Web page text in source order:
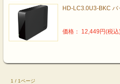
HD-LC3.0U3-BKC
価格： 12,449円(税込
1 / 1ページ